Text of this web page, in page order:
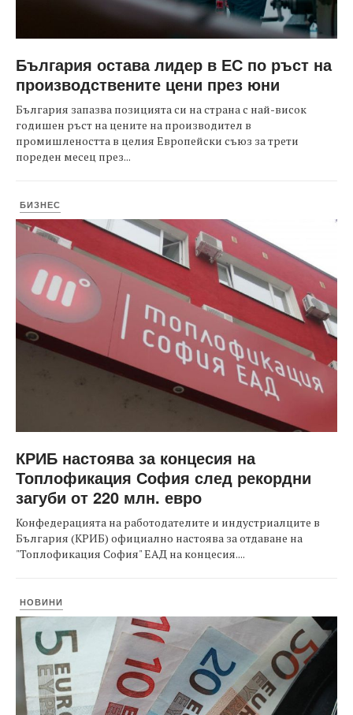
България остава лидер в ЕС по ръст на
производствените цени през юни
България запазва позицията си на страна с най-висок
годишен ръст на цените на производител в
промишлеността в целия Европейски съюз за трети
пореден месец през...
БИЗНЕС
КРИБ настоява за концесия на
Топлофикация София след рекордни
загуби от 220 млн. евро
Конфедерацията на работодателите и индустриалците в
България (КРИБ) официално настоява за отдаване на
"Топлофикация София" ЕАД на концесия....
НОВИНИ